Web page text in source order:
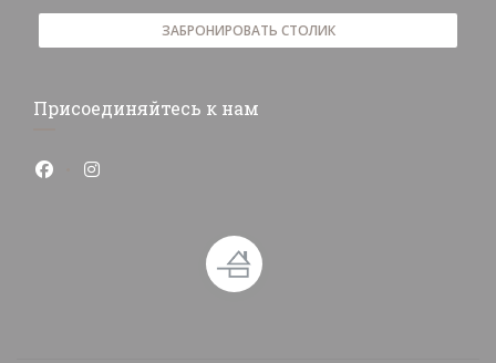
ЗАБРОНИРОВАТЬ СТОЛИК
Присоединяйтесь к нам
Facebook ((открывается в новом окне))
Instagram ((открывается в новом окне))